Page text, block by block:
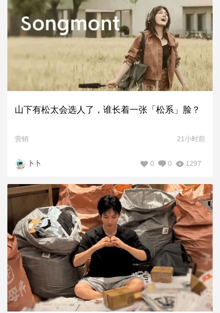
山下有松太会选人了，谁长着一张「松系」脸？
营销 21小时前
卜卜 1297
0
0